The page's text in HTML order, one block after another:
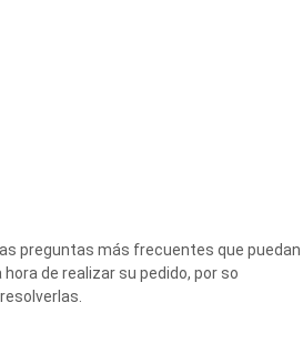
preguntas más frecuentes que puedan
de realizar su pedido, por so